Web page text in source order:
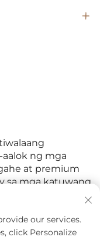
ng mga
at premium
sa mga katuwang
our services.
click Personalize